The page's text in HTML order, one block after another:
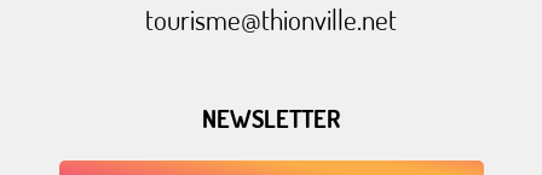
tourisme@thionville.net
NEWSLETTER